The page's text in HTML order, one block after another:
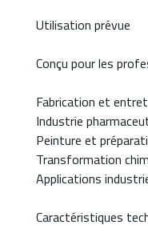
Utilisation prévue
Conçu pour les
Fabrication et
Industrie
Peinture et
Transformation
Applications
Caractéristiques